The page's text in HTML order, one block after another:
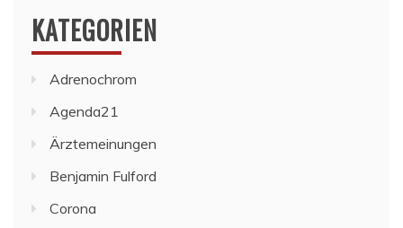
KATEGORIEN
Adrenochrom
Agenda21
Ärztemeinungen
Benjamin Fulford
Corona